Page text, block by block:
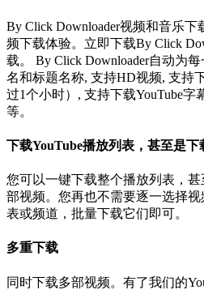
By Click Downloader视频和音乐
频下载体验。立即下载By Click
载。 By Click Downloader自动为
名和标题名称, 支持HD视频, 支持
过1个小时）, 支持下载YouTube字
等。
下载YouTube播放列表，甚至是下
您可以一键下载整个播放列表，
部视频。您再也不需要逐一选择
表或频道，批量下载它们即可。
多重下载
同时下载多部视频。有了我们的